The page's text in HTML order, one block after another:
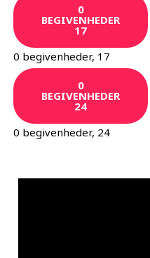
0
BEGIVENHEDER
17
0 begivenheder, 17
0
BEGIVENHEDER
24
0 begivenheder, 24